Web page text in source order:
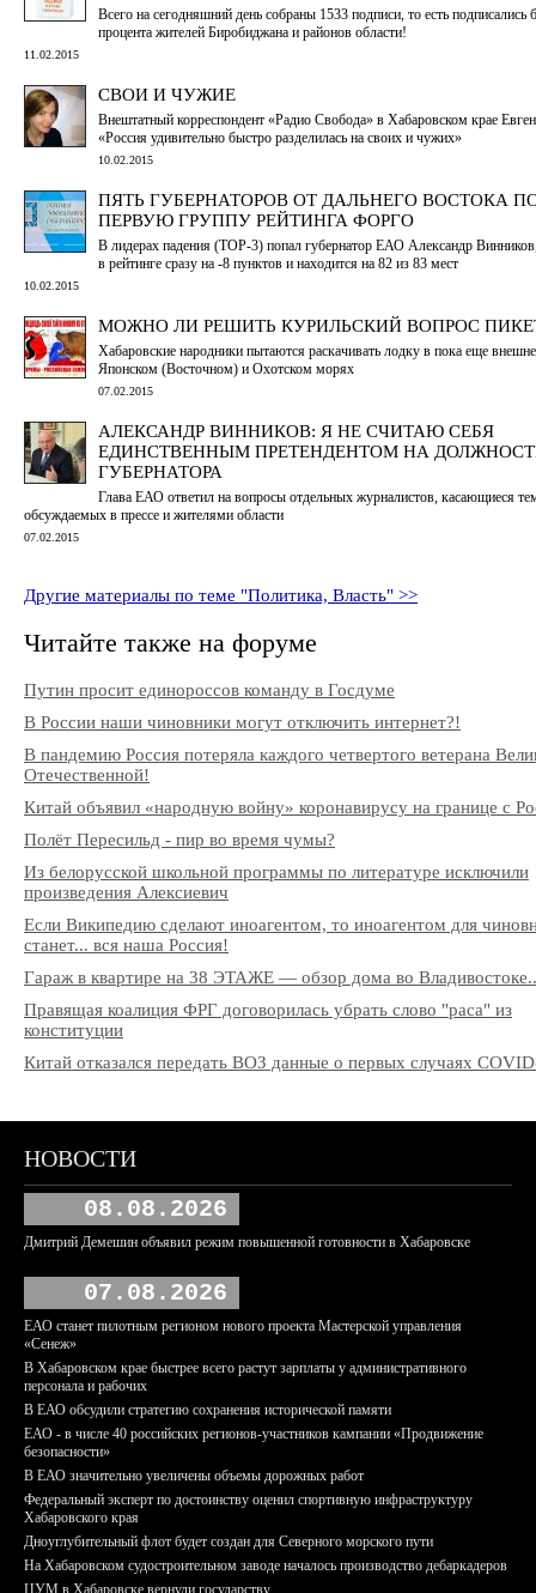
Всего на сегодняшний день собраны 1533 подписи, то есть подписались
процента жителей Биробиджана и районов области!
11.02.2015
СВОИ И ЧУЖИЕ
Внештатный корреспондент «Радио Свобода» в Хабаровском крае
«Россия удивительно быстро разделилась на своих и чужих»
10.02.2015
ПЯТЬ ГУБЕРНАТОРОВ ОТ ДАЛЬНЕГО ВОСТОКА
ПЕРВУЮ ГРУППУ РЕЙТИНГА ФОРГО
В лидерах падения (TOP-3) попал губернатор ЕАО Александр
в рейтинге сразу на -8 пунктов и находится на 82 из 83 мест
10.02.2015
МОЖНО ЛИ РЕШИТЬ КУРИЛЬСКИЙ ВОПРОС
Хабаровские народники пытаются раскачивать лодку в пока еще
Японском (Восточном) и Охотском морях
07.02.2015
АЛЕКСАНДР ВИННИКОВ: Я НЕ СЧИТАЮ СЕБЯ
ЕДИНСТВЕННЫМ ПРЕТЕНДЕНТОМ НА
ГУБЕРНАТОРА
Глава ЕАО ответил на вопросы отдельных журналистов, касающиеся
обсуждаемых в прессе и жителями области
07.02.2015
Другие материалы по теме "Политика, Власть" >>
Читайте также на форуме
Путин просит единороссов команду в Госдуме
В России наши чиновники могут отключить интернет?!
В пандемию Россия потеряла каждого четвертого ветерана
Отечественной!
Китай объявил «народную войну» коронавирусу на границе с
Полёт Пересильд - пир во время чумы?
Из белорусской школьной программы по литературе исключили
произведения Алексиевич
Если Википедию сделают иноагентом, то иноагентом для
станет... вся наша Россия!
Гараж в квартире на 38 ЭТАЖЕ — обзор дома во
Правящая коалиция ФРГ договорилась убрать слово "раса" из
конституции
Китай отказался передать ВОЗ данные о первых случаях
НОВОСТИ
08.08.2026
Дмитрий Демешин объявил режим повышенной готовности в Хабаровске
07.08.2026
ЕАО станет пилотным регионом нового проекта Мастерской управления
«Сенеж»
В Хабаровском крае быстрее всего растут зарплаты у административного
персонала и рабочих
В ЕАО обсудили стратегию сохранения исторической памяти
ЕАО - в числе 40 российских регионов-участников кампании «Продвижение
безопасности»
В ЕАО значительно увеличены объемы дорожных работ
Федеральный эксперт по достоинству оценил спортивную инфраструктуру
Хабаровского края
Дноуглубительный флот будет создан для Северного морского пути
На Хабаровском судостроительном заводе началось производство дебаркадеров
ЦУМ в Хабаровске вернули государству